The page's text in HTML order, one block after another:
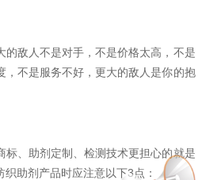
的敌人不是对手，不是价格太高，不是
，不是服务不好，更大的敌人是你的抱
标、助剂定制、检测技术更担心的就是
助剂产品时应注意以下3点：